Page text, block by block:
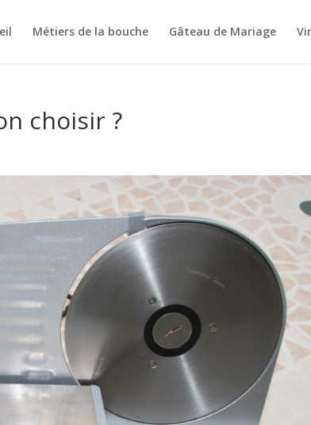
Métiers de la bouche Gâteau de Mariage
choisir ?